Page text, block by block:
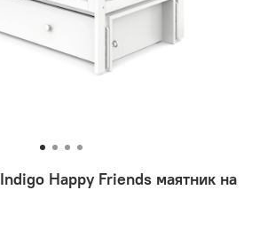
Happy Friends маятник на